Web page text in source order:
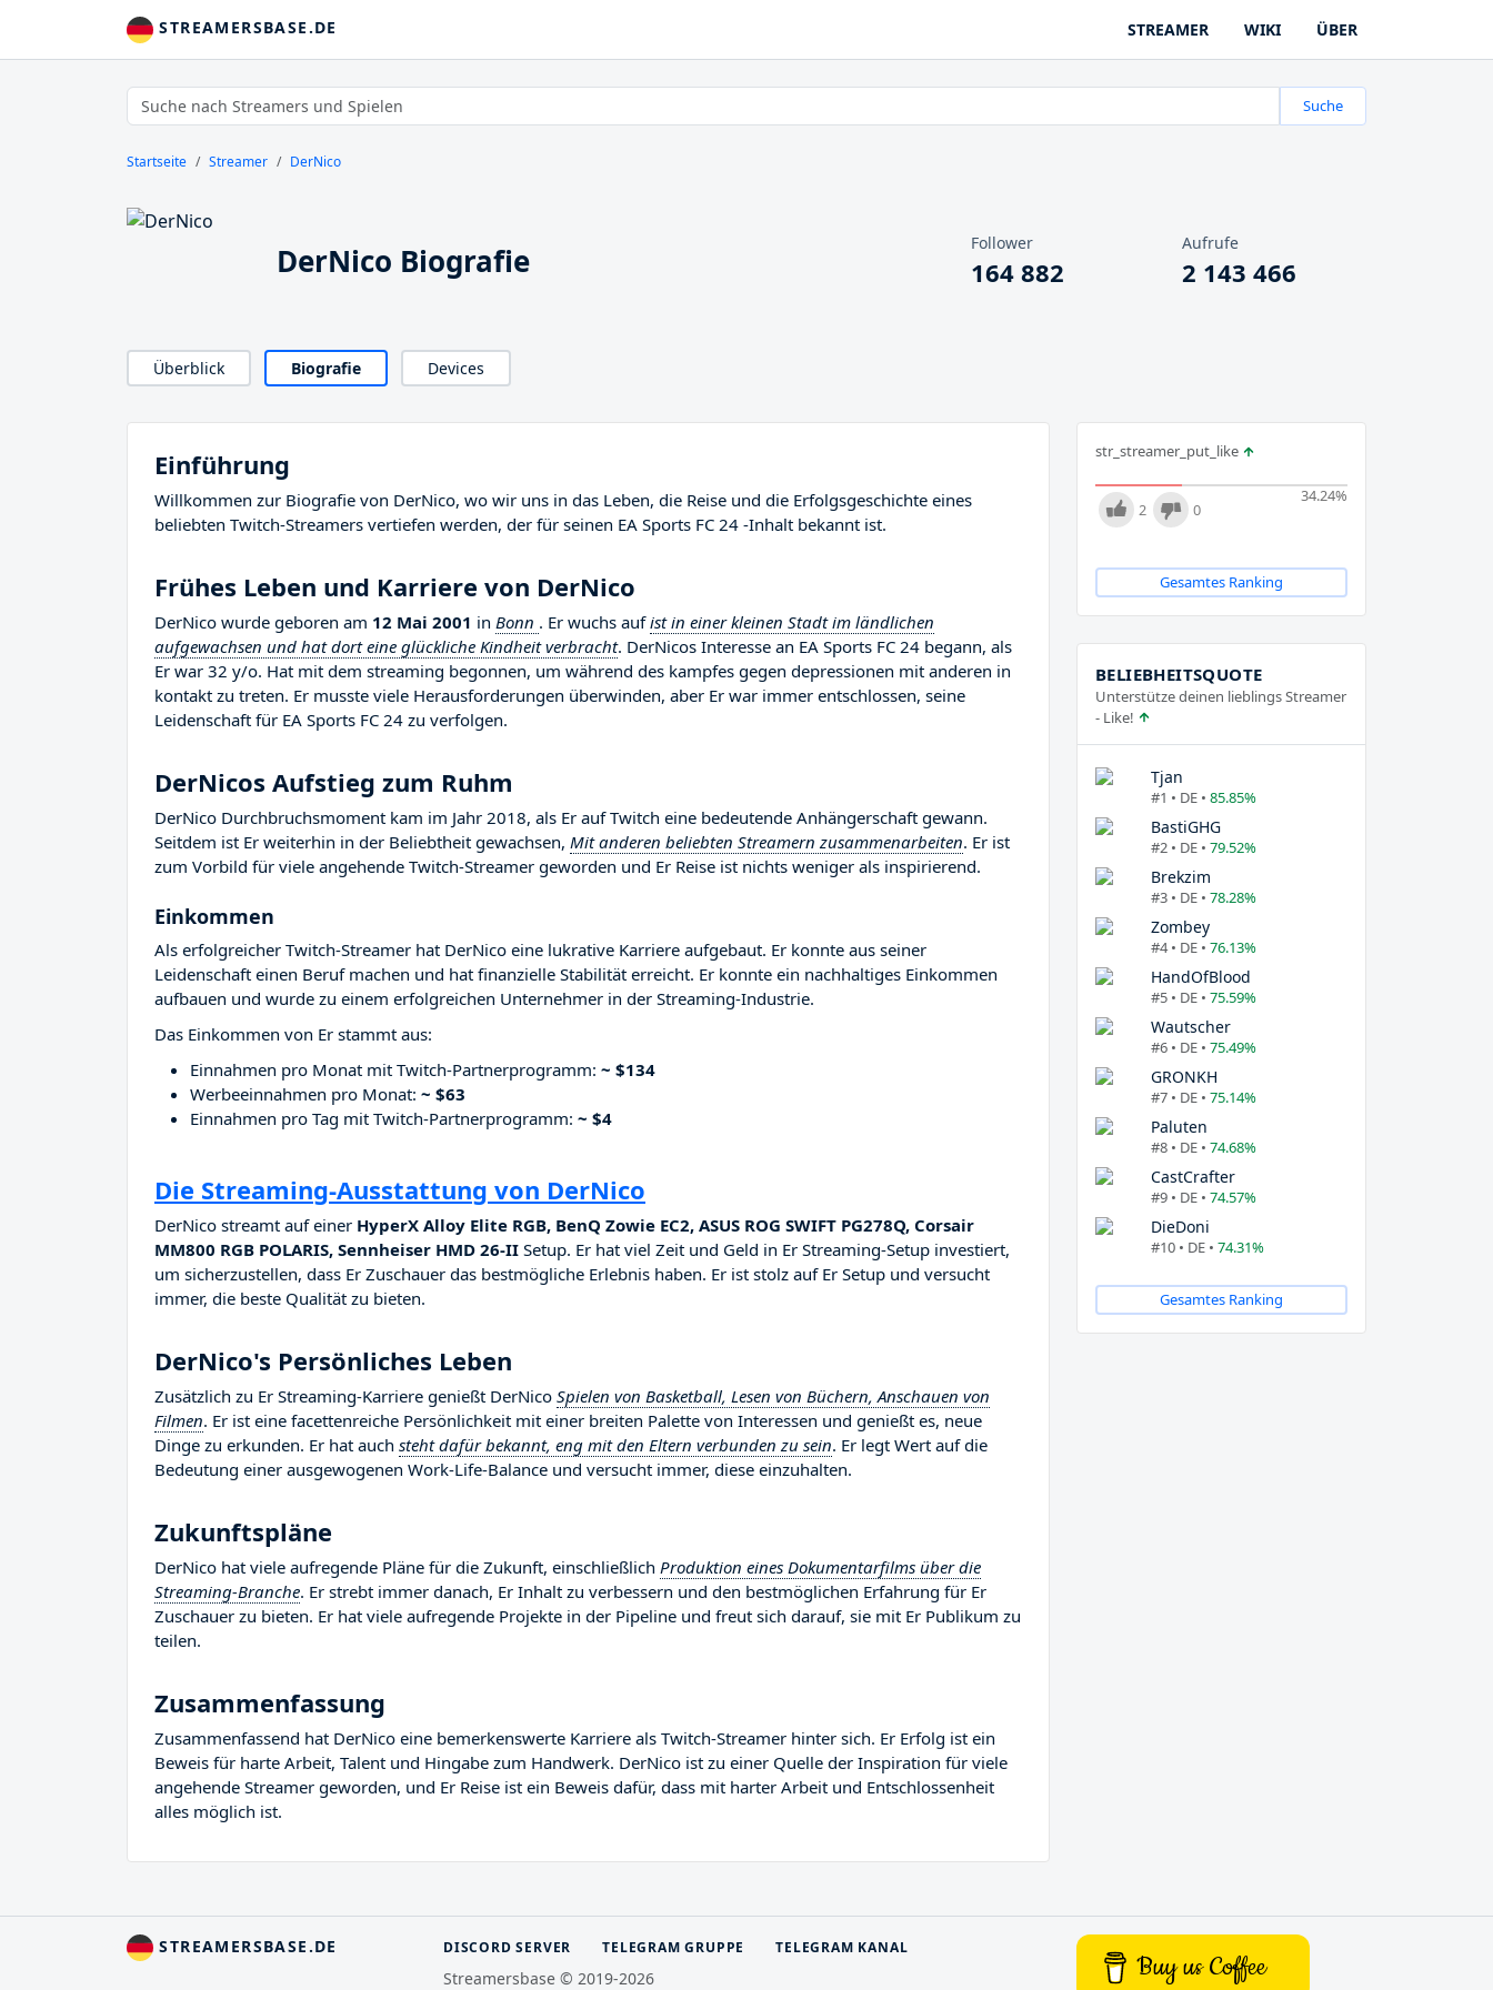
STREAMERSBASE.DE STREAMER WIKI ÜBER
Suche
Startseite Streamer DerNico
DerNico Biografie Follower
164 882
Aufrufe
2 143 466
Überblick Biografie Devices
Einführung
Willkommen zur Biografie von DerNico, wo wir uns in das Leben, die Reise und die Erfolgsgeschichte eines
beliebten Twitch-Streamers vertiefen werden, der für seinen EA Sports FC 24 -Inhalt bekannt ist.
Frühes Leben und Karriere von DerNico
DerNico wurde geboren am 12 Mai 2001 in Bonn . Er wuchs aufist in einer kleinen Stadt im ländlichen
aufgewachsen und hat dort eine glückliche Kindheit verbracht. DerNicos Interesse an EA Sports FC 24 begann, als
Er war 32 y/o. Hat mit dem streaming begonnen, um während des kampfes gegen depressionen mit anderen in
kontakt zu treten. Er musste viele Herausforderungen überwinden, aber Er war immer entschlossen, seine
Leidenschaft für EA Sports FC 24 zu verfolgen.
DerNicos Aufstieg zum Ruhm
DerNico Durchbruchsmoment kam im Jahr 2018, als Er auf Twitch eine bedeutende Anhängerschaft gewann.
Seitdem ist Er weiterhin in der Beliebtheit gewachsen, Mit anderen beliebten Streamern zusammenarbeiten. Er ist
zum Vorbild für viele angehende Twitch-Streamer geworden und Er Reise ist nichts weniger als inspirierend.
Einkommen
Als erfolgreicher Twitch-Streamer hat DerNico eine lukrative Karriere aufgebaut. Er konnte aus seiner
Leidenschaft einen Beruf machen und hat finanzielle Stabilität erreicht. Er konnte ein nachhaltiges Einkommen
aufbauen und wurde zu einem erfolgreichen Unternehmer in der Streaming-Industrie.
Das Einkommen von Er stammt aus:
Einnahmen pro Monat mit Twitch-Partnerprogramm: ~ $134
Werbeeinnahmen pro Monat: ~ $63
Einnahmen pro Tag mit Twitch-Partnerprogramm: ~ $4
Die Streaming-Ausstattung von DerNico
DerNico streamt auf einer HyperX Alloy Elite RGB, BenQ Zowie EC2, ASUS ROG SWIFT PG278Q, Corsair
MM800 RGB POLARIS, Sennheiser HMD 26-II Setup. Er hat viel Zeit und Geld in Er Streaming-Setup investiert,
um sicherzustellen, dass Er Zuschauer das bestmögliche Erlebnis haben. Er ist stolz auf Er Setup und versucht
immer, die beste Qualität zu bieten.
DerNico's Persönliches Leben
Zusätzlich zu Er Streaming-Karriere genießt DerNico Spielen von Basketball, Lesen von Büchern, Anschauen von
Filmen. Er ist eine facettenreiche Persönlichkeit mit einer breiten Palette von Interessen und genießt es, neue
Dinge zu erkunden. Er hat auch steht dafür bekannt, eng mit den Eltern verbunden zu sein. Er legt Wert auf die
Bedeutung einer ausgewogenen Work-Life-Balance und versucht immer, diese einzuhalten.
Zukunftspläne
DerNico hat viele aufregende Pläne für die Zukunft, einschließlich Produktion eines Dokumentarfilms über die
Streaming-Branche. Er strebt immer danach, Er Inhalt zu verbessern und den bestmöglichen Erfahrung für Er
Zuschauer zu bieten. Er hat viele aufregende Projekte in der Pipeline und freut sich darauf, sie mit Er Publikum zu
teilen.
Zusammenfassung
Zusammenfassend hat DerNico eine bemerkenswerte Karriere als Twitch-Streamer hinter sich. Er Erfolg ist ein
Beweis für harte Arbeit, Talent und Hingabe zum Handwerk. DerNico ist zu einer Quelle der Inspiration für viele
angehende Streamer geworden, und Er Reise ist ein Beweis dafür, dass mit harter Arbeit und Entschlossenheit
alles möglich ist.
str_streamer_put_like
34.24%
2 0
Gesamtes Ranking
BELIEBHEITSQUOTE
Unterstütze deinen lieblings Streamer
- Like!
Tjan
#1 • DE • 85.85%
BastiGHG
#2 • DE • 79.52%
Brekzim
#3 • DE • 78.28%
Zombey
#4 • DE • 76.13%
HandOfBlood
#5 • DE • 75.59%
Wautscher
#6 • DE • 75.49%
GRONKH
#7 • DE • 75.14%
Paluten
#8 • DE • 74.68%
CastCrafter
#9 • DE • 74.57%
DieDoni
#10 • DE • 74.31%
Gesamtes Ranking
STREAMERSBASE.DE DISCORD SERVER TELEGRAM GRUPPE TELEGRAM KANAL
Streamersbase © 2019-2026 Buy us Coffee